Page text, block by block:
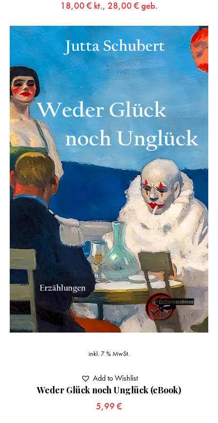
18,00 € kt., 28,00 € geb.
Weder Glück noch Unglück (eBook)
5,99 €
inkl. 7 % MwSt.
Add to Wishlist